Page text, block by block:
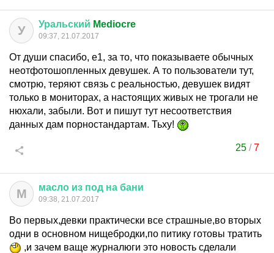
У Уральский Mediocre
09:37, 21.07.2017
От души спасибо, е1, за то, что показываете обычных
неотфотошопленных девушек. А то пользователи тут,
смотрю, теряют связь с реальностью, девушек видят
только в мониторах, а настоящих живых не трогали не
нюхали, забыли. Вот и пишут тут несоответствия
данных дам порностандартам. Тьху!
25 /7
М масло из под на бани
09:38, 21.07.2017
Во первых,девки практически все страшные,во вторых
одни в основном нищебродки,по питику готовы тратить
,и зачем ваще журналюги это новость сделали